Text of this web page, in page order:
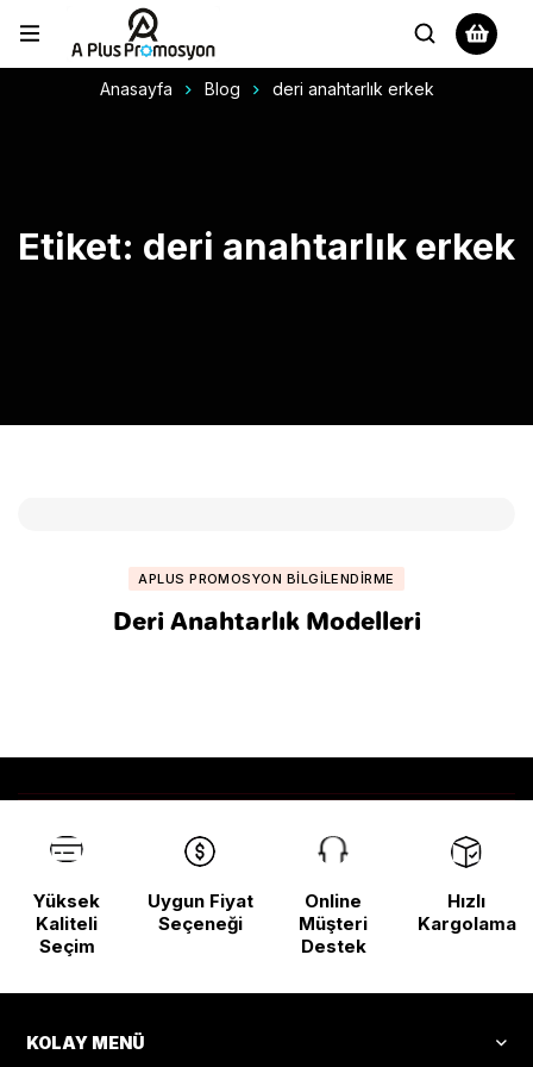
Anasayfa Blog deri anahtarlık erkek
Etiket: deri anahtarlık erkek
APLUS PROMOSYON BILGILENDIRME
Deri Anahtarlık Modelleri
Yüksek
Kaliteli
Seçim
Uygun Fiyat
Seçeneği
Online
Müşteri
Destek
Hızlı
Kargolama
KOLAY MENÜ